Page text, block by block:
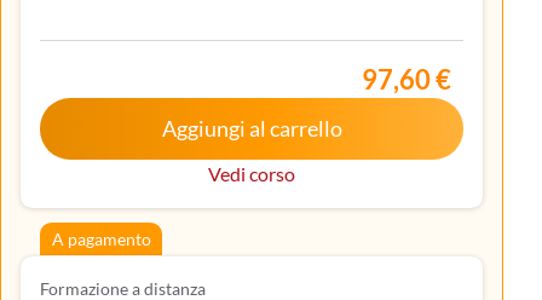
Medicina del lavoro e sicurezza degli ambienti di
lavoro, Medicina generale (medici di famiglia)
97,60 €
Aggiungi al carrello
Vedi corso
A pagamento
Formazione a distanza